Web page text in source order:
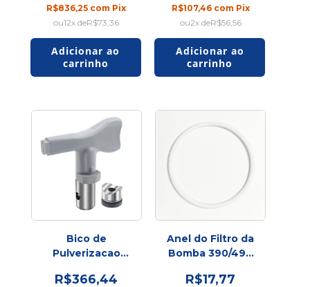
R$836,25 com Pix
12x deR$73,36
R$107,46 com Pix
2x deR$56,56
Bico de
Pulverizacao
R$366,44
Anel do Filtro da
Bomba 390/490
R$17,77